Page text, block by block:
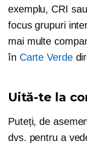
exemplu, CRI
focus grupuri
mai multe
în Carte Verde
Uită-te la
Puteți, de
dvs. pentru a